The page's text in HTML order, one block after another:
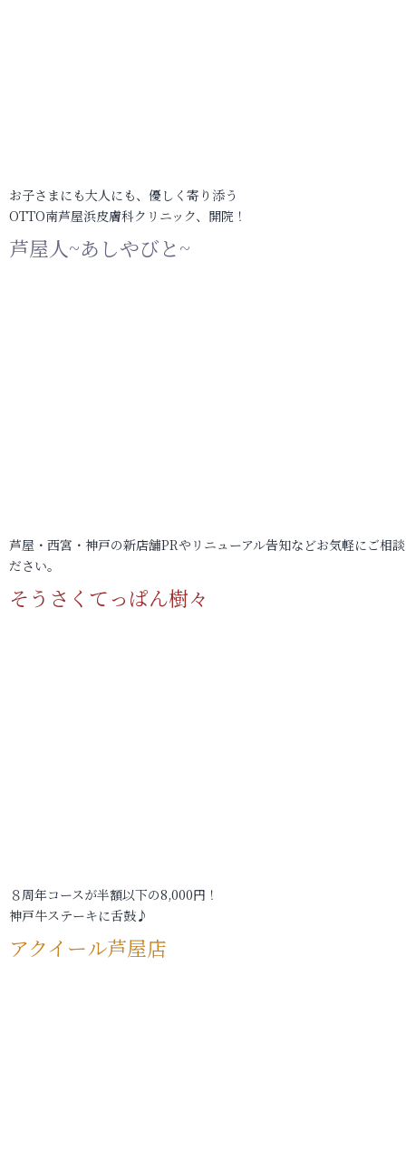
お子さまにも大人にも、優しく寄り添う
OTTO南芦屋浜皮膚科クリニック、開院！
芦屋人~あしやびと~
芦屋・西宮・神戸の新店舗PRやリニューアル告知などお気軽にご相
ださい。
そうさくてっぱん樹々
８周年コースが半額以下の8,000円！
神戸牛ステーキに舌鼓♪
アクイール芦屋店